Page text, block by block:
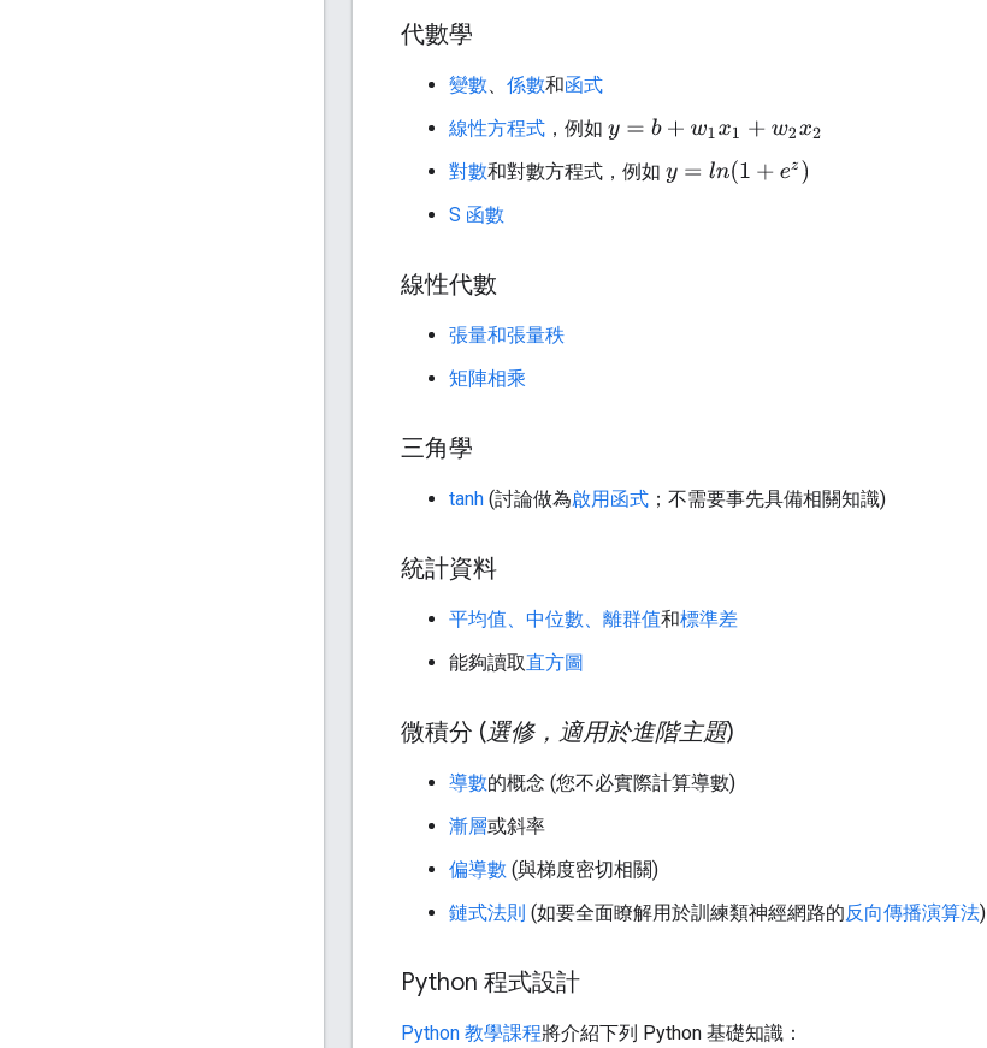
代數學
變數、 係數和函式
線性方程式 ，例如 y=b+ w 1x 1+w2x 2
對數和對數方程式，例如 y=ln( 1+ez
S 函數
線性代數
張量和張量秩
矩陣相乘
三角學
tanh (討論做為啟用函式 ；不需要事先具備相關知識)
統計資料
平均值、中位數、離群值和標準差
能夠讀取直方圖
微積分 (選修，適用於進階主題)
導數的概念 (您不必實際計算導數)
漸層或斜率
偏導數 (與梯度密切相關)
鏈式法則 (如要全面瞭解用於訓練類神經網路的反向傳播演算法)
Python 程式設計
Python 教學課程將介紹下列 Python 基礎知識：